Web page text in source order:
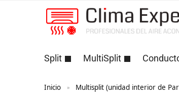
Split MultiSplit
Inicio » Multisplit (unidad interior de